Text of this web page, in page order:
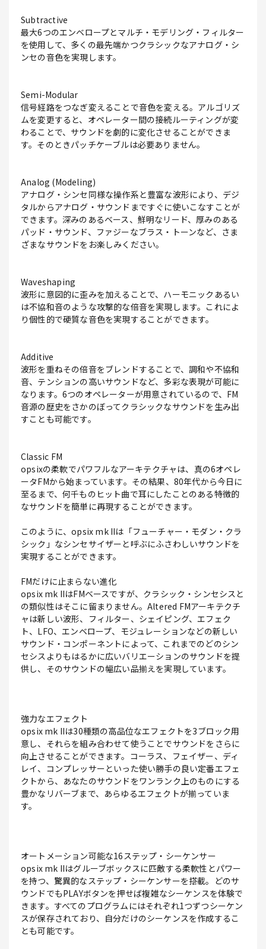
Subtractive
最大6つのエンベロープとマルチ・モデリング・フィルター
を使用して、多くの最先端かつクラシックなアナログ・シ
ンセの音色を実現します。
Semi-Modular
信号経路をつなぎ変えることで音色を変える。アルゴリズ
ムを変更すると、オペレーター間の接続ルーティングが変
わることで、サウンドを劇的に変化させることができま
す。そのときパッチケーブルは必要ありません。
Analog (Modeling)
アナログ・シンセ同様な操作系と豊富な波形により、デジ
タルからアナログ・サウンドまですぐに使いこなすことが
できます。深みのあるベース、鮮明なリード、厚みのある
パッド・サウンド、ファジーなブラス・トーンなど、さま
ざまなサウンドをお楽しみください。
Waveshaping
波形に意図的に歪みを加えることで、ハーモニックあるい
は不協和音のような攻撃的な倍音を実現します。これによ
り個性的で硬質な音色を実現することができます。
Additive
波形を重ねその倍音をブレンドすることで、調和や不協和
音、テンションの高いサウンドなど、多彩な表現が可能に
なります。6つのオペレーターが用意されているので、FM
音源の歴史をさかのぼってクラシックなサウンドを生み出
すことも可能です。
Classic FM
opsixの柔軟でパワフルなアーキテクチャは、真の6オペレ
ータFMから始まっています。その結果、80年代から今日に
至るまで、何千ものヒット曲で耳にしたことのある特徴的
なサウンドを簡単に再現することができます。
このように、opsix mk IIは「フューチャー・モダン・クラ
シック」なシンセサイザーと呼ぶにふさわしいサウンドを
実現することができます。
FMだけに止まらない進化
opsix mk IIはFMベースですが、クラシック・シンセシスと
の類似性はそこに留まりません。Altered FMアーキテクチ
ャは新しい波形、フィルター、シェイピング、エフェク
ト、LFO、エンベロープ、モジュレーションなどの新しい
サウンド・コンポーネントによって、これまでのどのシン
セシスよりもはるかに広いバリエーションのサウンドを提
供し、そのサウンドの幅広い品揃えを実現しています。
強力なエフェクト
opsix mk IIは30種類の高品位なエフェクトを3ブロック用
意し、それらを組み合わせて使うことでサウンドをさらに
向上させることができます。コーラス、フェイザー、ディ
レイ、コンプレッサーといった使い勝手の良い定番エフェ
クトから、あなたのサウンドをワンランク上のものにする
豊かなリバーブまで、あらゆるエフェクトが揃っていま
す。
オートメーション可能な16ステップ・シーケンサー
opsix mk IIはグルーブボックスに匹敵する柔軟性とパワー
を持つ、驚異的なステップ・シーケンサーを搭載。どのサ
ウンドでもPLAYボタンを押せば複雑なシーケンスを体験で
きます。すべてのプログラムにはそれぞれ1つずつシーケン
スが保存されており、自分だけのシーケンスを作成するこ
とも可能です。